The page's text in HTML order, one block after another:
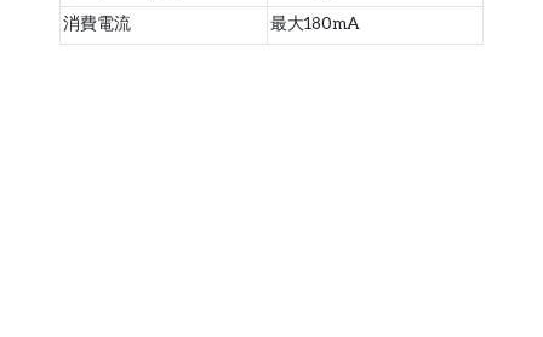
消費電流
最大180mA